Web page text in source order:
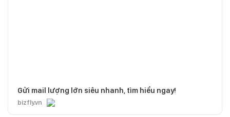
Gửi mail lượng lớn siêu nhanh, tìm hiểu ngay!
bizfly.vn